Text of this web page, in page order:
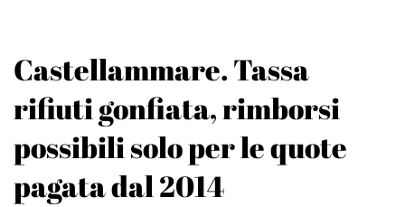
Castellammare. Tassa
rifiuti gonfiata, rimborsi
possibili solo per le quote
pagata dal 2014